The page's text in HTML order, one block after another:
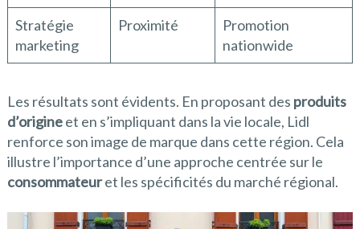
Stratégie
marketing
Proximité
Promotion
nationwide
Les résultats sont évidents. En proposant des produits
d’origineet en s’impliquant dans la vie locale, Lidl
renforce son image de marque dans cette région. Cela
illustre l’importance d’une approche centrée sur le
consommateuret les spécificités du marché régional.